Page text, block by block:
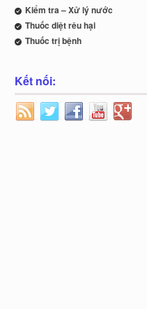
Kiểm tra – Xử lý nước
Thuốc diệt rêu hại
Thuốc trị bệnh
Kết nối: